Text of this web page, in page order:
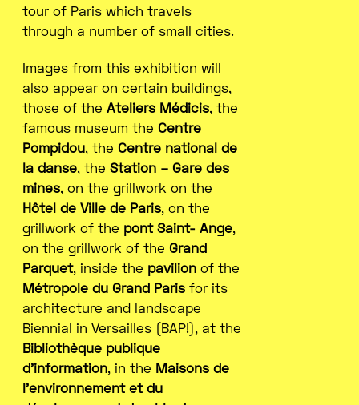
tour of Paris which travels
through a number of small cities.
Images from this exhibition will
also appear on certain buildings,
those of the Ateliers Médicis, the
famous museum the Centre
Pompidou, the Centre national de
la danse, the Station – Gare des
mines, on the grillwork on the
Hôtel de Ville de Paris, on the
grillwork of the pont Saint- Ange,
on the grillwork of the Grand
Parquet, inside the pavilion of the
Métropole du Grand Paris for its
architecture and landscape
Biennial in Versailles (BAP!), at the
Bibliothèque publique
d’information, in the Maisons de
l’environnement et du